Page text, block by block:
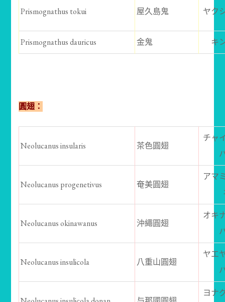
Prismognathus tokui 屋久島鬼 ヤク
Prismognathus dauricus 金鬼 キ
圓翅：
Neolucanus insularis 茶色圓翅
チャ
Neolucanus progenetivus 奄美圓翅
アマ
Neolucanus okinawanus 沖繩圓翅
オキ
Neolucanus insulicola 八重山圓翅
ヤエ
ヨナ